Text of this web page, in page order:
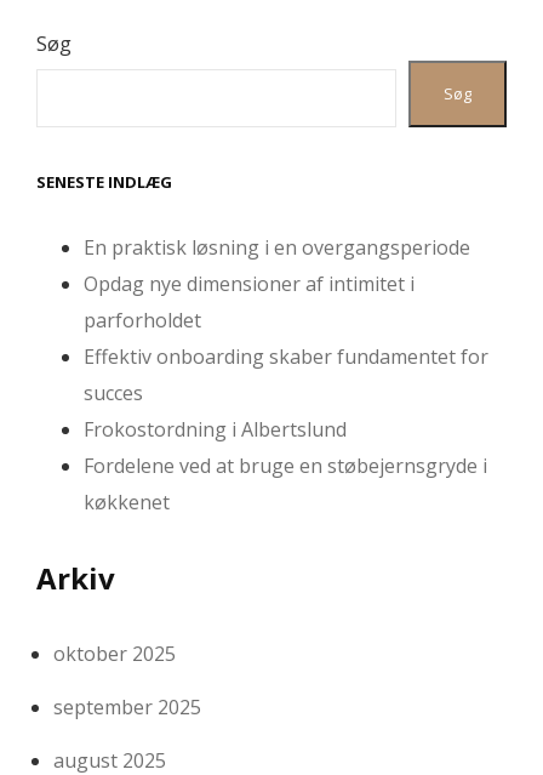
Søg
Søg
SENESTE INDLÆG
En praktisk løsning i en overgangsperiode
Opdag nye dimensioner af intimitet i
parforholdet
Effektiv onboarding skaber fundamentet for
succes
Frokostordning i Albertslund
Fordelene ved at bruge en støbejernsgryde i
køkkenet
Arkiv
oktober 2025
september 2025
august 2025